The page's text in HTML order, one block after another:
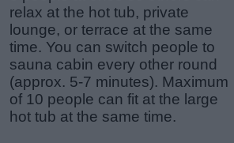
relax at the hot tub, private
lounge, or terrace at the same
time. You can switch people to
sauna cabin every other round
(approx. 5-7 minutes). Maximum
of 10 people can fit at the large
hot tub at the same time.